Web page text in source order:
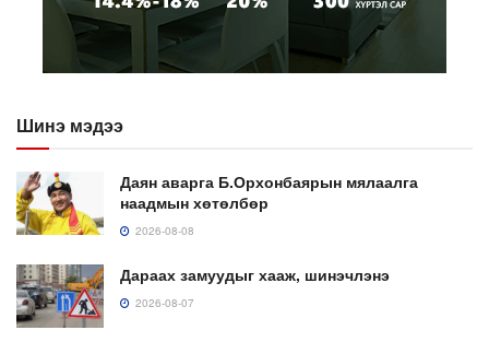
Шинэ мэдээ
Даян аварга Б.Орхонбаярын мялаалга
наадмын хөтөлбөр
2026-08-08
Дараах замуудыг хааж, шинэчлэнэ
2026-08-07